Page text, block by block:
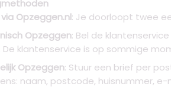
Opzeggen.nl: Je doorloopt twee
Opzeggen: Bel de
De klantenservice is op sommige
Opzeggen: Stuur een brief per
naam, postcode, huisnummer,